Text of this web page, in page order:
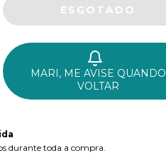
MARI, ME AVISE QUANDO
VOLTAR
durante toda a compra.